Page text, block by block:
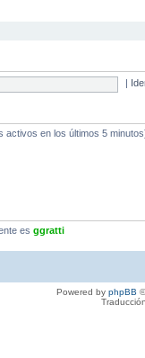
activos en los últimos 5
es ggratti
Powered by phpBB